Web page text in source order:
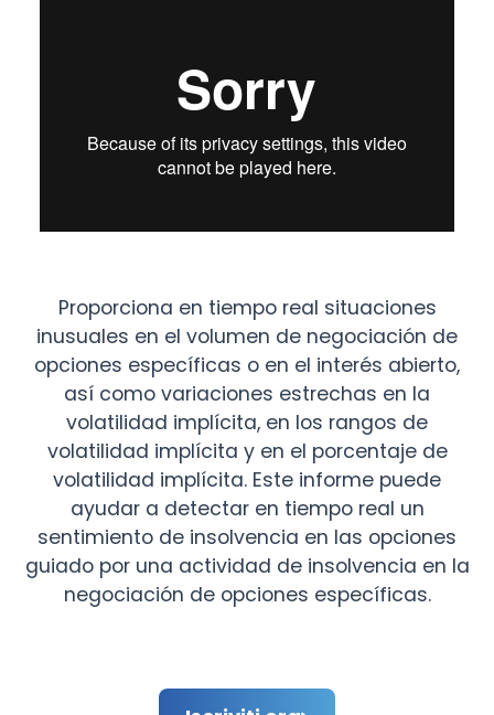
Proporciona en tiempo real situaciones
inusuales en el volumen de negociación de
opciones específicas o en el interés abierto,
así como variaciones estrechas en la
volatilidad implícita, en los rangos de
volatilidad implícita y en el porcentaje de
volatilidad implícita. Este informe puede
ayudar a detectar en tiempo real un
sentimiento de insolvencia en las opciones
guiado por una actividad de insolvencia en la
negociación de opciones específicas.